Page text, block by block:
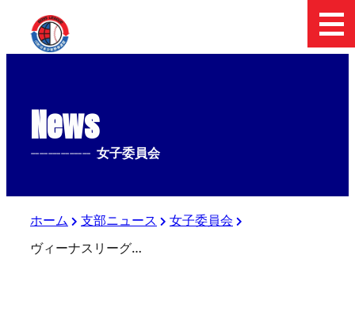
News
-------------- 女子委員会
ホーム 支部ニュース
女子委員会
ヴィーナスリーグ vs Brave Heart